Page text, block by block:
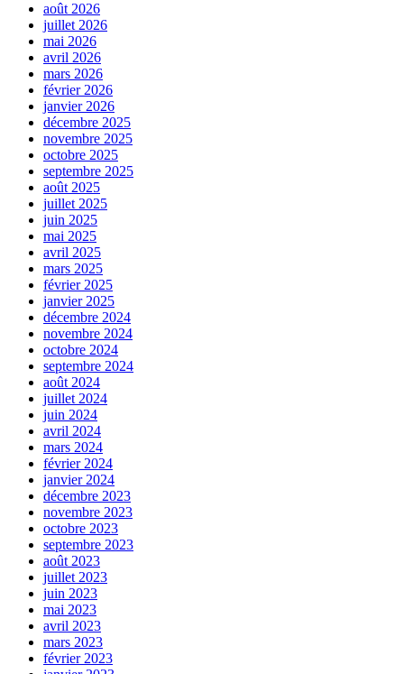
août 2026
juillet 2026
mai 2026
avril 2026
mars 2026
février 2026
janvier 2026
décembre 2025
novembre 2025
octobre 2025
septembre 2025
août 2025
juillet 2025
juin 2025
mai 2025
avril 2025
mars 2025
février 2025
janvier 2025
décembre 2024
novembre 2024
octobre 2024
septembre 2024
août 2024
juillet 2024
juin 2024
avril 2024
mars 2024
février 2024
janvier 2024
décembre 2023
novembre 2023
octobre 2023
septembre 2023
août 2023
juillet 2023
juin 2023
mai 2023
avril 2023
mars 2023
février 2023